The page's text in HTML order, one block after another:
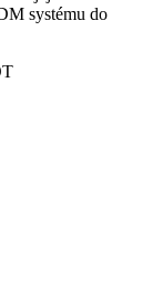
systému do